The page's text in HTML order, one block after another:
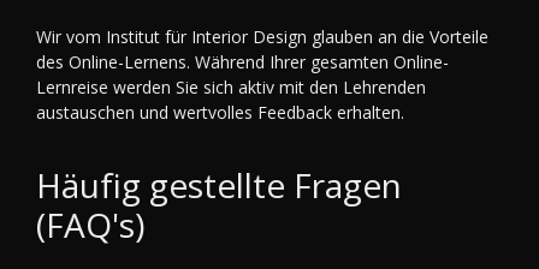
Wir vom Institut für Interior Design glauben an die Vorteile
des Online-Lernens. Während Ihrer gesamten Online-
Lernreise werden Sie sich aktiv mit den Lehrenden
austauschen und wertvolles Feedback erhalten.
Häufig gestellte Fragen
(FAQ's)